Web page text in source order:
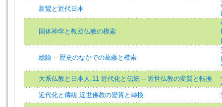
新鸞と近代日本
国体神学と教団仏教の模索
総論 -- 歴史のなかでの葛藤と模索
大系仏教と日本人.11 近代化と伝統 -- 近世仏教の変質と転換
近代化と傳統 近世佛教の變質と轉換